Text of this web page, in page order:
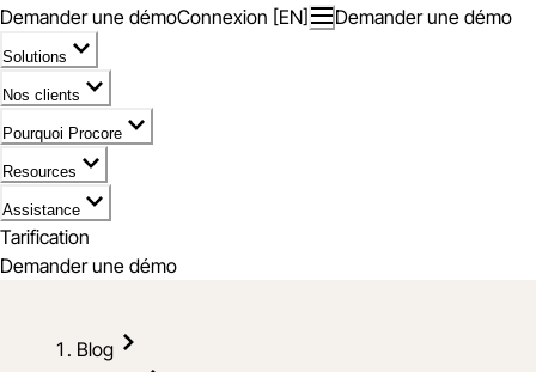
Demander une démoConnexion [EN] Demander une démo
Solutions
Nos clients
Pourquoi Procore
Resources
Assistance
Tarification
Demander une démo
Blog